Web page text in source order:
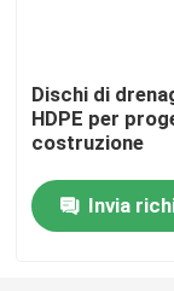
tessuto di
HDPE Geocell
Fodera dello
Dischi di
HDPE per
costruzione
Invia